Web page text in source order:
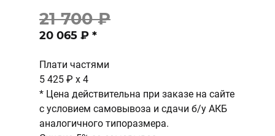
21 700 ₽
20 065 ₽ *
Плати частями
5 425 ₽ x 4
* Цена действительна при заказе на сайте
с условием самовывоза и сдачи б/у АКБ
аналогичного типоразмера.